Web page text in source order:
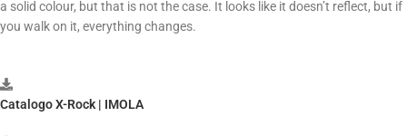
a solid colour, but that is not the case. It looks like it doesn’t reflect, but if
you walk on it, everything changes.
Catalogo X-Rock | IMOLA